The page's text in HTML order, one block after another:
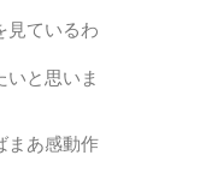
見ているわ
いと思いま
まあ感動作